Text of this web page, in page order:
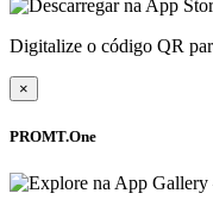
Digitalize o código QR
×
PROMT.One